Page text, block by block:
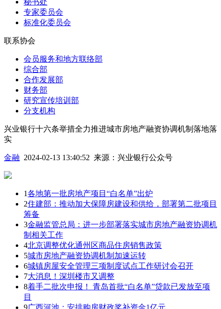
秘书处
专家委员会
标准化委员会
联系协会
会员服务和地方联络部
综合部
合作发展部
财务部
研究宣传培训部
分支机构
兴业银行十六条举措全力推进城市房地产融资协调机制落地落
实
金融 2024-02-13 13:40:52 来源： 兴业银行公众号
1各地第一批房地产项目“白名单”出炉
2住建部：推动加大保障房建设和供给，部署第二批项目
筹备
3金融监管总局：进一步部署落实城市房地产融资协调机
制相关工作
4北京调整优化通州区商品住房销售政策
5城市房地产融资协调机制加速运转
6城镇房屋安全管理三项制度试点工作研讨会召开
7大消息！深圳楼市又调整
8着手二批次申报！ 青岛首批“白名单”贷款已发放至项
目
9广西河池：安排购房财政奖补资金1亿元